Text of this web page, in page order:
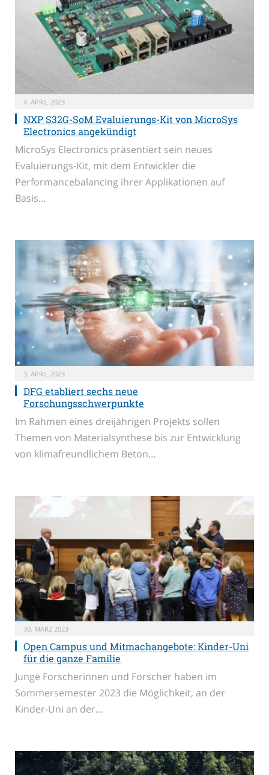
4. APRIL 2023
NXP S32G-SoM Evaluierungs-Kit von MicroSys
Electronics angekündigt
MicroSys Electronics präsentiert sein neues
Evaluierungs-Kit, mit dem Entwickler die
Performancebalancing ihrer Applikationen auf
Basis…
3. APRIL 2023
DFG etabliert sechs neue
Forschungsschwerpunkte
Im Rahmen eines dreijährigen Projekts sollen
Themen von Materialsynthese bis zur Entwicklung
von klimafreundlichem Beton…
30. MÄRZ 2023
Open Campus und Mitmachangebote: Kinder-Uni
für die ganze Familie
Junge Forscherinnen und Forscher haben im
Sommersemester 2023 die Möglichkeit, an der
Kinder-Uni an der…